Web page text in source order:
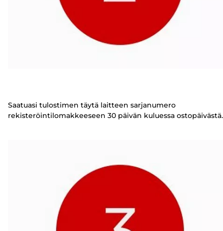
Saatuasi tulostimen täytä laitteen sarjanumero
rekisteröintilomakkeeseen 30 päivän kuluessa ostopäivästä.